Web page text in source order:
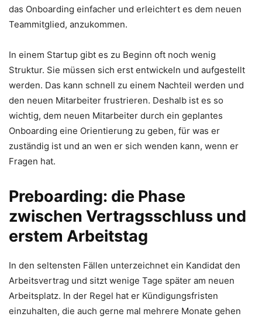
das Onboarding einfacher und erleichtert es dem neuen
Teammitglied, anzukommen.
In einem Startup gibt es zu Beginn oft noch wenig
Struktur. Sie müssen sich erst entwickeln und aufgestellt
werden. Das kann schnell zu einem Nachteil werden und
den neuen Mitarbeiter frustrieren. Deshalb ist es so
wichtig, dem neuen Mitarbeiter durch ein geplantes
Onboarding eine Orientierung zu geben, für was er
zuständig ist und an wen er sich wenden kann, wenn er
Fragen hat.
Preboarding: die Phase
zwischen Vertragsschluss und
erstem Arbeitstag
In den seltensten Fällen unterzeichnet ein Kandidat den
Arbeitsvertrag und sitzt wenige Tage später am neuen
Arbeitsplatz. In der Regel hat er Kündigungsfristen
einzuhalten, die auch gerne mal mehrere Monate gehen